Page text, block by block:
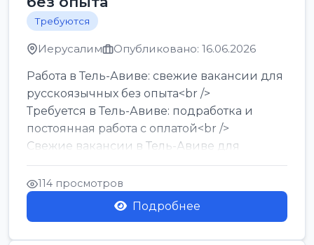
Требуются
Иерусалим Опубликовано: 16.06.2026
Работа в Тель-Авиве: свежие вакансии для
русскоязычных без опыта<br />
Требуется в Тель-Авиве: подработка и
постоянная работа с оплатой<br />
Свежие вакансии в Тель-Авиве для
мужчин и женщин от хозя...
114 просмотров
Подробнее